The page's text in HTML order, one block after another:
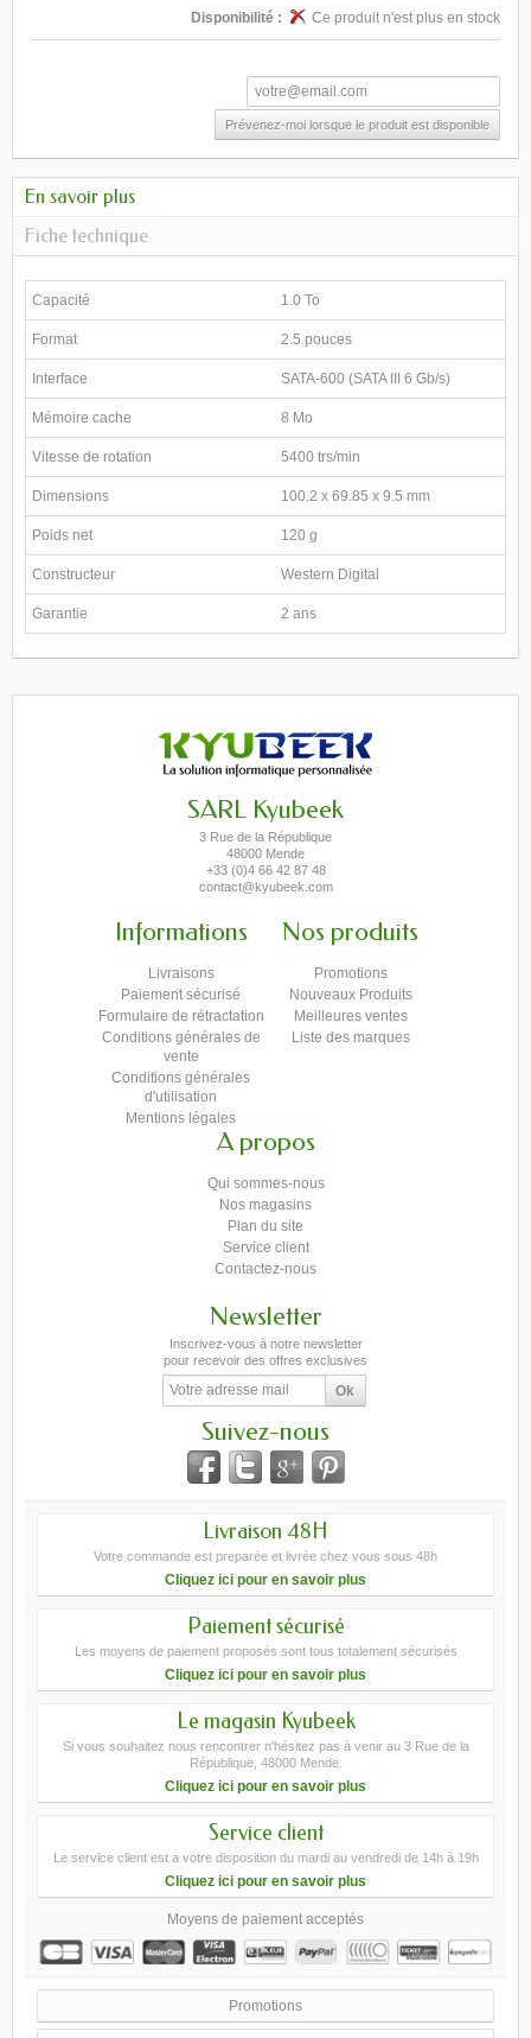
Disponibilité :
Ce produit n'est plus en stock
Prévenez-moi lorsque le produit est disponible
En savoir plus
Fiche technique
Capacité 1.0 To
Format 2.5 pouces
Interface SATA-600 (SATA III 6 Gb/s)
Mémoire cache 8 Mo
Vitesse de rotation 5400 trs/min
Dimensions 100.2 x 69.85 x 9.5 mm
Poids net 120 g
Constructeur Western Digital
Garantie 2 ans
SARL Kyubeek
3 Rue de la République
48000 Mende
+33 (0)4 66 42 87 48
contact@kyubeek.com
Informations
Livraisons
Paiement sécurisé
Formulaire de rétractation
Conditions générales de
vente
Conditions générales
d'utilisation
Mentions légales
Nos produits
Promotions
Nouveaux Produits
Meilleures ventes
Liste des marques
A propos
Qui sommes-nous
Nos magasins
Plan du site
Service client
Contactez-nous
Newsletter
Inscrivez-vous à notre newsletter
pour recevoir des offres exclusives
Suivez-nous
Livraison 48H
Votre commande est preparée et livrée chez vous sous 48h
Cliquez ici pour en savoir plus
Paiement sécurisé
Les moyens de paiement proposés sont tous totalement sécurisés
Cliquez ici pour en savoir plus
Le magasin Kyubeek
Si vous souhaitez nous rencontrer n'hésitez pas à venir au 3 Rue de la
République, 48000 Mende.
Cliquez ici pour en savoir plus
Service client
Le service client est a votre disposition du mardi au vendredi de 14h à 19h
Cliquez ici pour en savoir plus
Moyens de paiement acceptés
Promotions